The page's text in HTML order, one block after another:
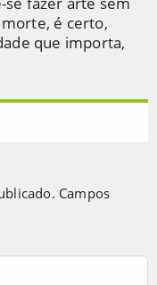
é certo,
que importa,
Campos